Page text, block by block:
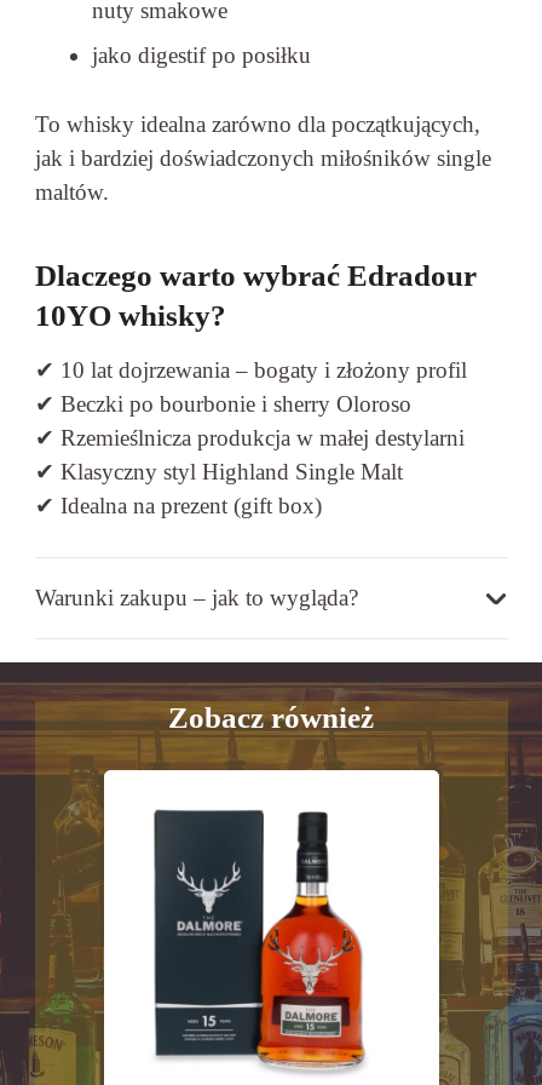
nuty smakowe
jako digestif po posiłku
To whisky idealna zarówno dla początkujących,
jak i bardziej doświadczonych miłośników single
maltów.
Dlaczego warto wybrać Edradour
10YO whisky?
✔ 10 lat dojrzewania – bogaty i złożony profil
✔ Beczki po bourbonie i sherry Oloroso
✔ Rzemieślnicza produkcja w małej destylarni
✔ Klasyczny styl Highland Single Malt
✔ Idealna na prezent (gift box)
Warunki zakupu – jak to wygląda?
Zobacz również